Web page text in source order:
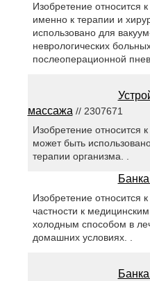
Изобретение относится
именно к терапии и
использовано для
неврологических
послеоперационной
массажа // 2307671
Изобретение относится
может быть
терапии организма. .
Изобретение относится
частности к
холодным способом в
домашних условиях. .